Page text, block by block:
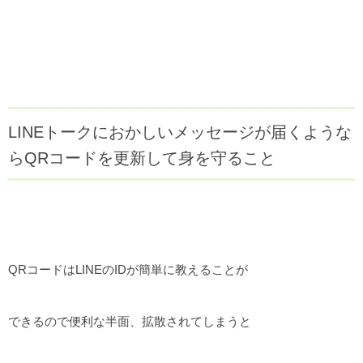
LINEトークにおかしいメッセージが届くような
らQRコードを更新して身を守ること
QRコードはLINEのIDが簡単に教えることが
できるので便利な半面、拡散されてしまうと